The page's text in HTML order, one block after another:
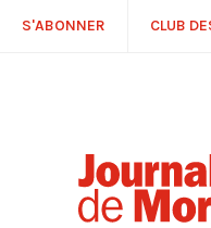
S'ABONNER CLUB